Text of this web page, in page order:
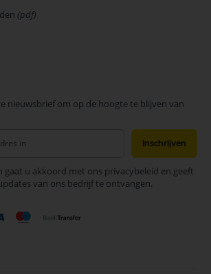
(pdf)
nieuwsbrief om op de hoogte te blijven van
Inschrijven
gaat u akkoord met ons privacybeleid en geeft
van ons bedrijf te ontvangen.